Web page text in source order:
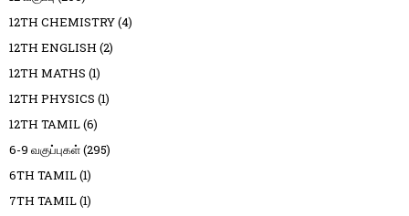
12TH CHEMISTRY(4)
12TH ENGLISH (2)
12TH MATHS (1)
12TH PHYSICS (1)
12TH TAMIL(6)
6-9 வகுப்புகள்(295)
6TH TAMIL(1)
7TH TAMIL(1)